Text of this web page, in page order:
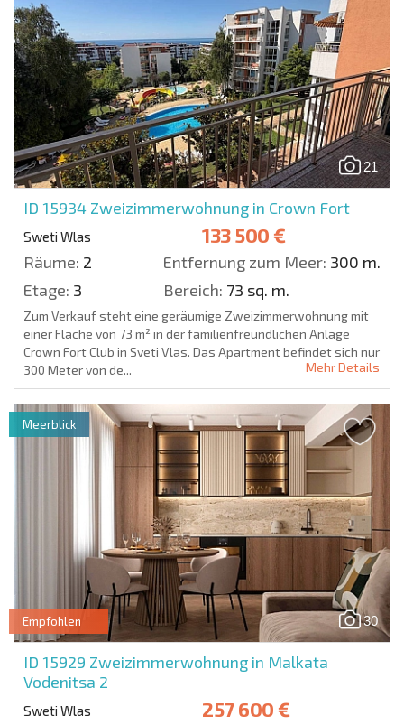
21
ID 15934 Zweizimmerwohnung in Crown Fort
Sweti Wlas 133 500 €
Räume: 2 Entfernung zum Meer: 300 m.
Etage: 3 Bereich: 73 sq. m.
Zum Verkauf steht eine geräumige Zweizimmerwohnung mit
einer Fläche von 73 m² in der familienfreundlichen Anlage
Crown Fort Club in Sveti Vlas. Das Apartment befindet sich nur
300 Meter von de...
Mehr Details
30
Empfohlen
ID 15929 Zweizimmerwohnung in Malkata
Vodenitsa 2
Sweti Wlas 257 600 €
Meerblick